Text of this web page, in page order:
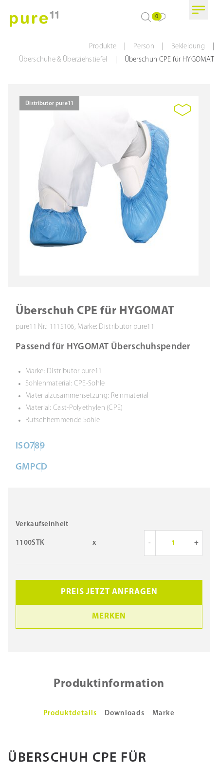
0
Produkte Person Bekleidung
Überschuhe & Überziehstiefel Überschuh CPE für HYGOMAT
Distributor pure11
Überschuh CPE für HYGOMAT
pure11 Nr.: 1115106, Marke: Distributor pure11
Passend für HYGOMAT Überschuhspender
Marke: Distributor pure11
Sohlenmaterial: CPE-Sohle
Materialzusammensetzung: Reinmaterial
Material: Cast-Polyethylen (CPE)
Rutschhemmende Sohle
ISO789
GMPCD
Verkaufseinheit
1100STK x - +
PREIS JETZT ANFRAGEN
MERKEN
Produktinformation
Produktdetails Downloads Marke
ÜBERSCHUH CPE FÜR